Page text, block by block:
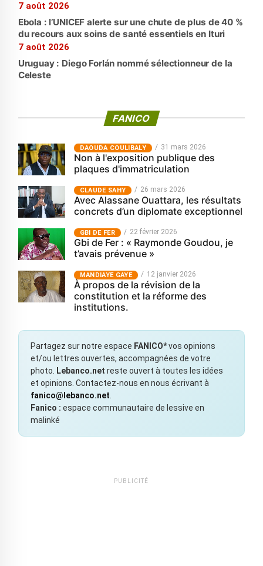
7 août 2026
Ebola : l’UNICEF alerte sur une chute de plus de 40 %
du recours aux soins de santé essentiels en Ituri
7 août 2026
Uruguay : Diego Forlán nommé sélectionneur de la
Celeste
FANICO
‎DAOUDA COULIBALY 31 mars 2026
Non à l'exposition publique des
plaques d'immatriculation
CLAUDE SAHY 26 mars 2026
Avec Alassane Ouattara, les résultats
concrets d’un diplomate exceptionnel
GBI DE FER 22 février 2026
Gbi de Fer : « Raymonde Goudou, je
t’avais prévenue »
MANDIAYE GAYE 12 janvier 2026
À propos de la révision de la
constitution et la réforme des
institutions.
Partagez sur notre espace FANICO*vos opinions
et/ou lettres ouvertes, accompagnées de votre
photo.
Lebanco.net reste ouvert à toutes les idées
et opinions. Contactez-nous en nous écrivant à
fanico@lebanco.net
Fanico : espace communautaire de lessive en
malinké
PUBLICITÉ